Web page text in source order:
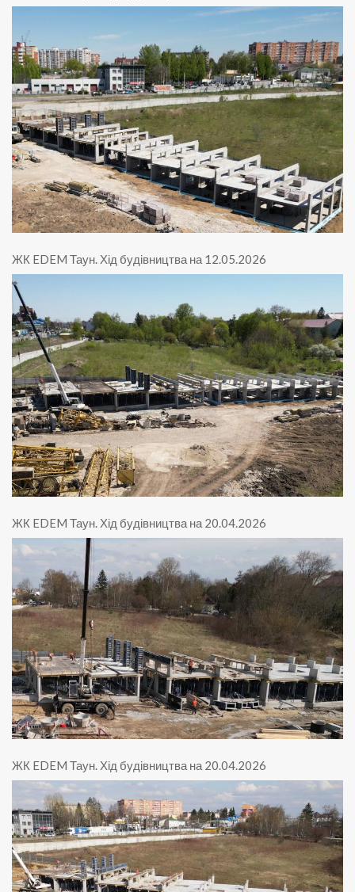
ЖК EDEM Таун. Хід будівництва на 12.05.2026
ЖК EDEM Таун. Хід будівництва на 20.04.2026
ЖК EDEM Таун. Хід будівництва на 20.04.2026